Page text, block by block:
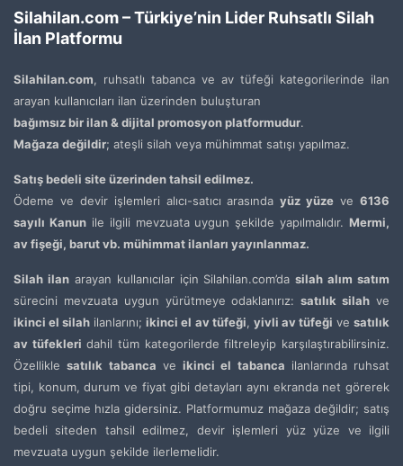
Silahilan.com – Türkiye’nin Lider Ruhsatlı Silah
İlan Platformu
Silahilan.com, ruhsatlı tabanca ve av tüfeği kategorilerinde ilan
arayan kullanıcıları ilan üzerinden buluşturan
bağımsız bir ilan & dijital promosyon platformudur.
Mağaza değildir; ateşli silah veya mühimmat satışı yapılmaz.
Satış bedeli site üzerinden tahsil edilmez.
Ödeme ve devir işlemleri alıcı-satıcı arasındayüz yüze ve6136
sayılı Kanunile ilgili mevzuata uygun şekilde yapılmalıdır. Mermi,
av fişeği, barut vb. mühimmat ilanları yayınlanmaz.
Silah ilanarayan kullanıcılar için Silahilan.com’dasilah alım satım
sürecini mevzuata uygun yürütmeye odaklanırız:satılık silah ve
ikinci el silah ilanlarını;ikinci el av tüfeği, yivli av tüfeği vesatılık
av tüfekleri dahil tüm kategorilerde filtreleyip karşılaştırabilirsiniz.
Özelliklesatılık tabanca ve ikinci el tabanca ilanlarında ruhsat
tipi, konum, durum ve fiyat gibi detayları aynı ekranda net görerek
doğru seçime hızla gidersiniz. Platformumuz mağaza değildir; satış
bedeli siteden tahsil edilmez, devir işlemleri yüz yüze ve ilgili
mevzuata uygun şekilde ilerlemelidir.